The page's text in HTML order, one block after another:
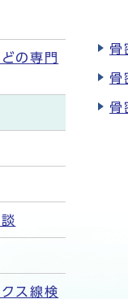
骨
骨
骨
の専門
ス線検